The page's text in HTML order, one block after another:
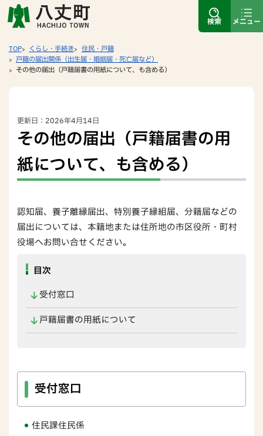
検索 メニュー
TOP くらし・手続き
住民・戸籍
戸籍の届出関係（出生届・婚姻届・死亡届など）
その他の届出（戸籍届書の用紙について、も含める）
更新日：2026年4月14日
その他の届出（戸籍届書の用
紙について、も含める）
認知届、養子離縁届出、特別養子縁組届、分籍届などの
届出については、本籍地または住所地の市区役所・町村
役場へお問い合せください。
目次
受付窓口
戸籍届書の用紙について
受付窓口
住民課住民係